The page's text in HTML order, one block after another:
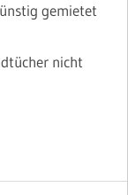
gemietet
nicht